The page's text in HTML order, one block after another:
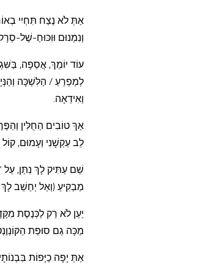
אַתְּ לֹא נֶצַח תִּחְיִי
וְנִמְנוּם וּוִכּוּחַ-שֶׁל-
עוֹד יוֹמֵךְ, אֲסֵפָה,
לְמַפְרֵעַ / הַלִּשְׁכָּה
וְאִידֵאָה.
אַךְ טוֹבִים הַחֻלִּין
לֵב עַקְשָׁנִי וְעָמוּם,
שֵׁם עַתִּיק לָךְ נִתַּן,
מַבְקִיעַ (וְאַל יְחַשֵׁב
יַעַן לֹא רַק לַכְּנֶסֶת
מַכָּה גַם סוּפַת
אַתְּ יָפָה כַיָּפוֹת